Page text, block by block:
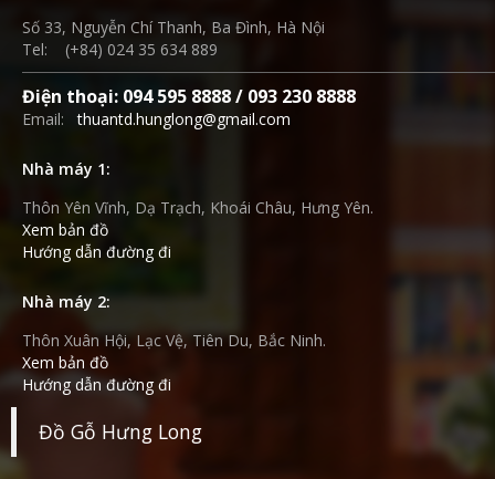
Số 33, Nguyễn Chí Thanh, Ba Đình, Hà Nội
Tel: (+84) 024 35 634 889
Điện thoại: 094 595 8888 / 093 230 8888
Email:thuantd.hunglong@gmail.com
Nhà máy 1:
Thôn Yên Vĩnh, Dạ Trạch, Khoái Châu, Hưng Yên.
Xem bản đồ
Hướng dẫn đường đi
Nhà máy 2:
Thôn Xuân Hội, Lạc Vệ, Tiên Du, Bắc Ninh.
Xem bản đồ
Hướng dẫn đường đi
Đồ Gỗ Hưng Long